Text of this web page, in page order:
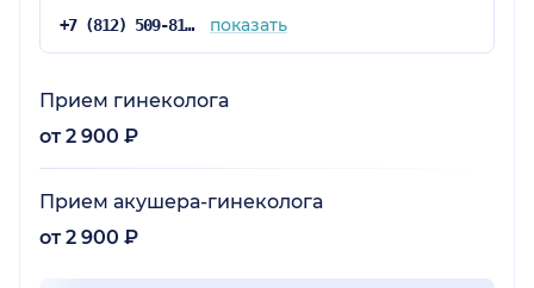
+7 (812) 509-81-68 показать
Прием гинеколога
от 2 900 ₽
Прием акушера-гинеколога
от 2 900 ₽